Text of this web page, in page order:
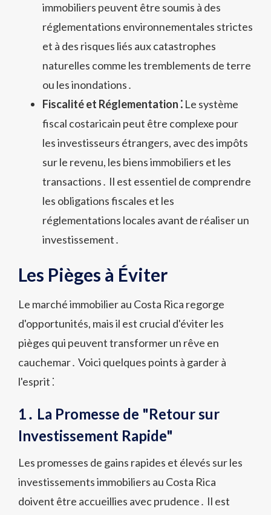
immobiliers peuvent être soumis à des
réglementations environnementales strictes
et à des risques liés aux catastrophes
naturelles comme les tremblements de terre
ou les inondations․
Fiscalité et Réglementation ⁚ Le système
fiscal costaricain peut être complexe pour
les investisseurs étrangers, avec des impôts
sur le revenu, les biens immobiliers et les
transactions․ Il est essentiel de comprendre
les obligations fiscales et les
réglementations locales avant de réaliser un
investissement․
Les Pièges à Éviter
Le marché immobilier au Costa Rica regorge
d'opportunités, mais il est crucial d'éviter les
pièges qui peuvent transformer un rêve en
cauchemar․ Voici quelques points à garder à
l'esprit ⁚
1․ La Promesse de "Retour sur
Investissement Rapide"
Les promesses de gains rapides et élevés sur les
investissements immobiliers au Costa Rica
doivent être accueillies avec prudence․ Il est